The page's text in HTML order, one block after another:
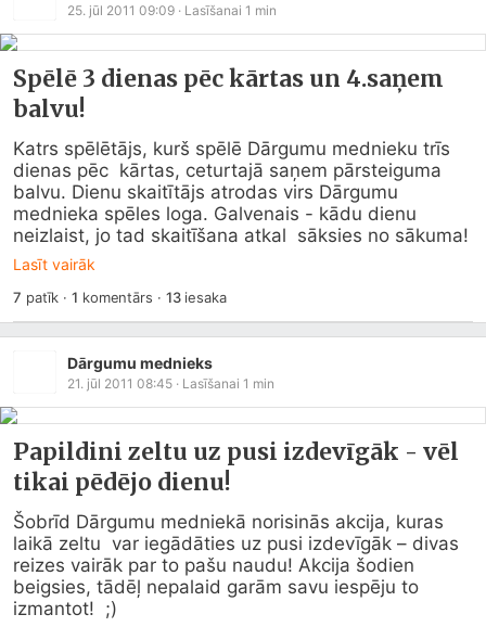
25. jūl 2011 09:09 · Lasīšanai 1 min
Spēlē 3 dienas pēc kārtas un 4.saņem
balvu!
Katrs spēlētājs, kurš spēlē Dārgumu mednieku trīs
dienas pēc  kārtas, ceturtajā saņem pārsteiguma
balvu. Dienu skaitītājs atrodas virs Dārgumu
mednieka spēles loga. Galvenais - kādu dienu
neizlaist, jo tad skaitīšana atkal  sāksies no sākuma!
Lasīt vairāk
7 patīk ·1 komentārs · 13iesaka
Dārgumu mednieks
21. jūl 2011 08:45 · Lasīšanai 1 min
Papildini zeltu uz pusi izdevīgāk - vēl
tikai pēdējo dienu!
Šobrīd Dārgumu medniekā norisinās akcija, kuras
laikā zeltu  var iegādāties uz pusi izdevīgāk – divas
reizes vairāk par to pašu naudu! Akcija šodien
beigsies, tādēļ nepalaid garām savu iespēju to
izmantot!  ;)